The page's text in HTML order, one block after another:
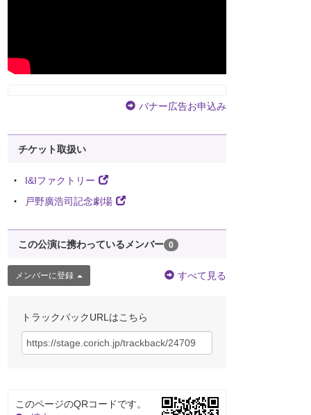
バナー広告お申込み
チケット取扱い
I&Iファクトリー
戸野廣浩司記念劇場
この公演に携わっているメンバー 0
メンバーに登録 すべて見る
トラックバックURLはこちら
このページのQRコードです。